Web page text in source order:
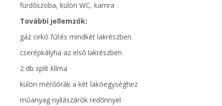
fürdőszoba, külön WC, kamra
További jellemzők:
gáz cirkó fűtés mindkét lakrészben
cserépkályha az első lakrészben
2 db split klíma
külön mérőórák a két lakóegységhez
műanyag nyílászárók redőnnyel